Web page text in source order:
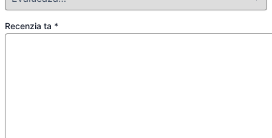
Recenzia ta *